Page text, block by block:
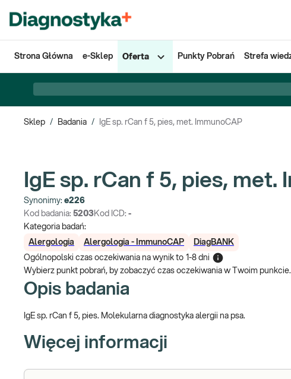
Strona Główna e-Sklep Oferta Punkty Pobrań Strefa
Sklep / Badania /
IgE sp. rCan f 5, pies, met. ImmunoCAP
IgE sp. rCan f 5, pies, met.
Synonimy: e226
Kod badania: 5203Kod ICD: -
Kategoria badań:
Alergologia
Alergologia - ImmunoCAP
DiagBANK
Ogólnopolski czas oczekiwania na wynik to 1-8 dni
Wybierz punkt pobrań, by zobaczyć czas oczekiwania w Twoim punkcie.
Opis badania
IgE sp. rCan f 5, pies. Molekularna diagnostyka alergii na psa.
Więcej informacji